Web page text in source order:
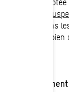
pour
infiltrée dans
tout bouge
d’entraînement